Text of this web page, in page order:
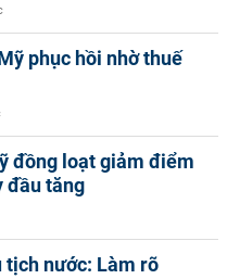
phục hồi nhờ thuế
đồng loạt giảm điểm
đầu tăng
tịch nước: Làm rõ